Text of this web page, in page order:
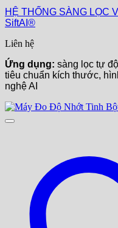
HỆ THỐNG SÀNG LỌC
SiftAI®
Liên hệ
Ứng dụng: sàng lọc tự
tiêu chuẩn kích thước,
nghệ AI